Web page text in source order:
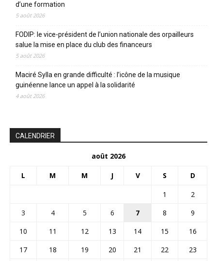
d’une formation
5 août 2026
FODIP: le vice-président de l’union nationale des orpailleurs
salue la mise en place du club des financeurs
5 août 2026
Maciré Sylla en grande difficulté : l’icône de la musique
guinéenne lance un appel à la solidarité
4 août 2026
CALENDRIER
août 2026
L M M J V S D
1
2
3
4 5 6 7 8
9
10
11 12 13 14 15
16
17
18 19 20 21 22
23